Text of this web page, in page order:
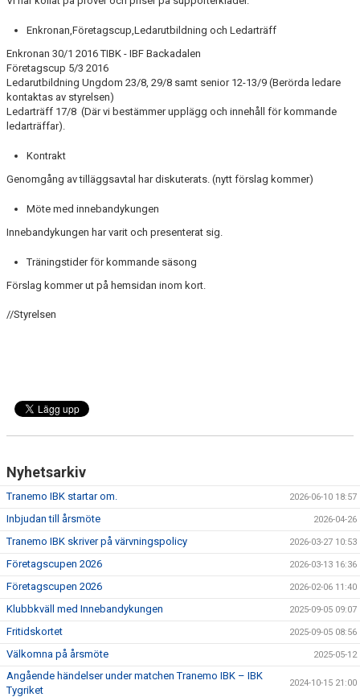
Enkronan,Företagscup,Ledarutbildning och Ledarträff
Enkronan 30/1 2016 TIBK - IBF Backadalen
Företagscup 5/3 2016
Ledarutbildning Ungdom 23/8, 29/8 samt senior 12-13/9 (Berörda ledare
kontaktas av styrelsen)
Ledarträff 17/8 (Där vi bestämmer upplägg och innehåll för kommande
ledarträffar).
Kontrakt
Genomgång av tilläggsavtal har diskuterats. (nytt förslag kommer)
Möte med innebandykungen
Innebandykungen har varit och presenterat sig.
Träningstider för kommande säsong
Förslag kommer ut på hemsidan inom kort.
//Styrelsen
Nyhetsarkiv
Tranemo IBK startar om. 2026-06-10 18:57
Inbjudan till årsmöte 2026-04-26
Tranemo IBK skriver på värvningspolicy 2026-03-27 10:53
Företagscupen 2026 2026-03-13 16:36
Företagscupen 2026 2026-02-06 11:40
Klubbkväll med Innebandykungen 2025-09-05 09:07
Fritidskortet 2025-09-05 08:56
Välkomna på årsmöte 2025-05-12
Angående händelser under matchen Tranemo IBK – IBK
Tygriket
2024-10-15 21:00